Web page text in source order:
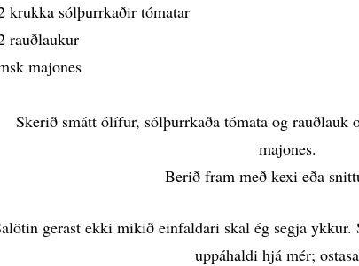
krukka sólþurrkaðir tómatar
rauðlaukur
majones
Skerið smátt ólífur, sólþurrkaða tómata og rauðlauk
majones.
Berið fram með kexi eða
gerast ekki mikið einfaldari skal ég segja
uppáhaldi hjá mér;